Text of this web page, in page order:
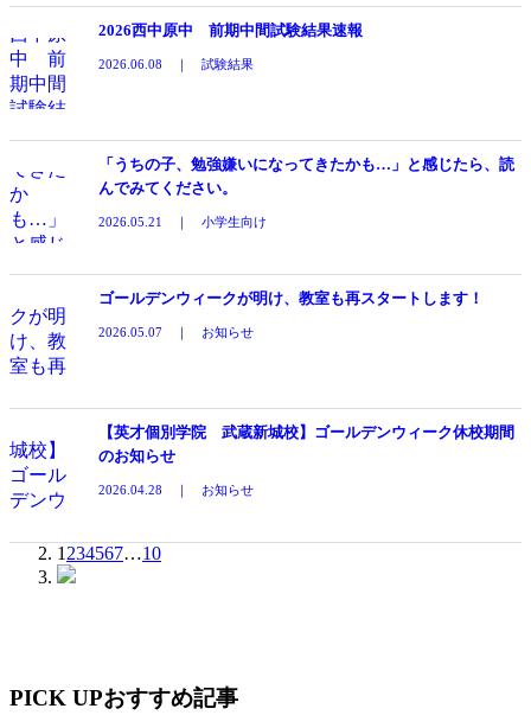
2026西中原中 前期中間試験結果速報
2026.06.08 ｜ 試験結果
「うちの子、勉強嫌いになってきたかも…」と感じたら、読
んでみてください。
2026.05.21 ｜ 小学生向け
ゴールデンウィークが明け、教室も再スタートします！
2026.05.07 ｜ お知らせ
【英才個別学院 武蔵新城校】ゴールデンウィーク休校期間
のお知らせ
2026.04.28 ｜ お知らせ
1 234567…10
PICK UPおすすめ記事